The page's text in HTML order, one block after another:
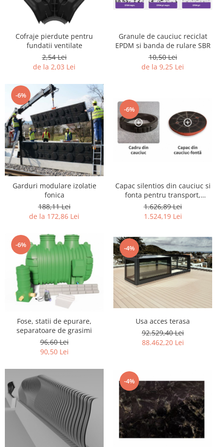
Cofraje pierdute pentru
fundatii ventilate
2,54 Lei
de la 2,03 Lei
Granule de cauciuc reciclat
EPDM si banda de rulare SBR
10,50 Lei
de la 9,25 Lei
-6%
Garduri modulare izolatie
fonica
188,11 Lei
de la 172,86 Lei
-6%
Capac silentios din cauciuc si
fonta pentru transport,
constructii infrastructura
1.626,89 Lei
1.524,19 Lei
-6%
Fose, statii de epurare,
separatoare de grasimi
96,60 Lei
90,50 Lei
-4%
Usa acces terasa
92.529,40 Lei
88.462,20 Lei
-4%